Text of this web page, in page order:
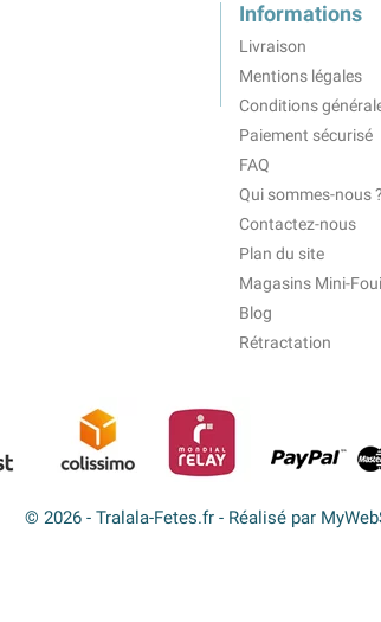
Informations
Livraison
Mentions légales
Conditions
Paiement sécurisé
FAQ
Qui sommes-nous ?
Contactez-nous
Plan du site
Magasins Mini-
Blog
Rétractation
© 2026 - Tralala-Fetes.fr - Réalisé par